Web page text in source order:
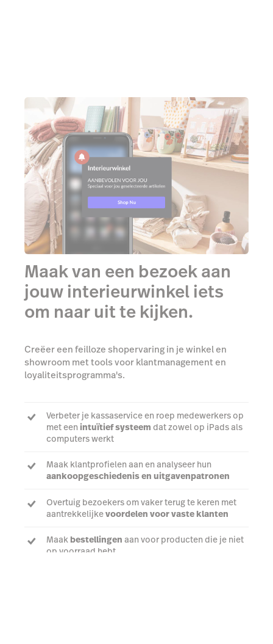
Maak van een bezoek aan
jouw interieurwinkel iets
om naar uit te kijken.
Creëer een feilloze shopervaring in je winkel en
showroom met tools voor klantmanagement en
loyaliteitsprogramma's.
Verbeter je kassaservice en roep medewerkers op
met een intuïtief systeem dat zowel op iPads als
computers werkt
Maak klantprofielen aan en analyseer hun
aankoopgeschiedenis en uitgavenpatronen
Overtuig bezoekers om vaker terug te keren met
aantrekkelijkevoordelen voor vaste klanten
Maak bestellingen aan voor producten die je niet
op voorraad hebt